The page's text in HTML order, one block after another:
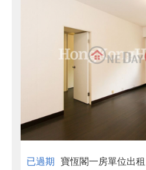
已過期 寶恆閣一房單位出租